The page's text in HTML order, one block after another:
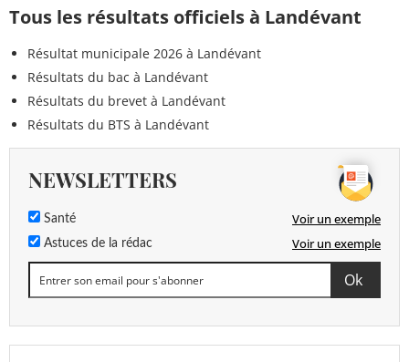
Tous les résultats officiels à Landévant
Résultat municipale 2026 à Landévant
Résultats du bac à Landévant
Résultats du brevet à Landévant
Résultats du BTS à Landévant
NEWSLETTERS
Santé Voir un exemple
Astuces de la rédac Voir un exemple